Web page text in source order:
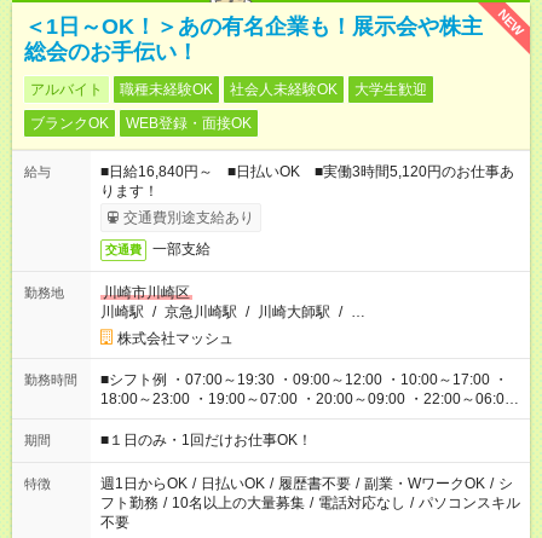
NEW
＜1日～OK！＞あの有名企業も！展示会や株主
総会のお手伝い！
アルバイト 職種未経験OK 社会人未経験OK
大学生歓迎
ブランクOK
WEB登録・面接OK
給与
■日給16,840円～ ■日払いOK ■実働3時間5,120円のお仕事あ
ります！
交通費別途支給あり
交通費 一部支給
勤務地
川崎市川崎区
川崎駅 / 京急川崎駅 / 川崎大師駅 / …
株式会社マッシュ
勤務時間
■シフト例 ・07:00～19:30 ・09:00～12:00 ・10:00～17:00 ・
18:00～23:00 ・19:00～07:00 ・20:00～09:00 ・22:00～06:00
etc ★最短で3時間で5,120円のお仕事から 15時間で2万円近く稼
げるお仕事も！ ご希望のお時間に合わせてご紹介！ ※シフトは
ください！
期間 ■１日のみ・1回だけお仕事OK！
特徴 週1日からOK / 日払いOK / 履歴書不要 / 副業・WワークOK / シ
フト勤務 / 10名以上の大量募集 / 電話対応なし / パソコンスキル
不要